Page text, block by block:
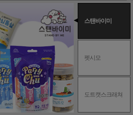
스탠바이미
펫시모
도트캣스크래쳐